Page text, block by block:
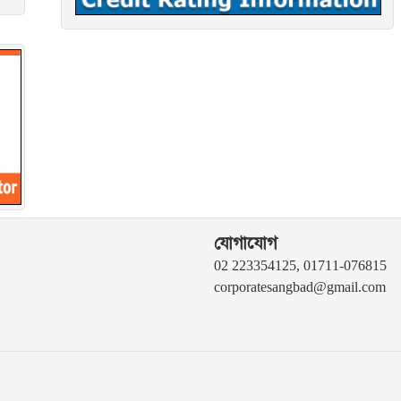
যোগাযোগ
02 223354125, 01711-076815
corporatesangbad@gmail.com